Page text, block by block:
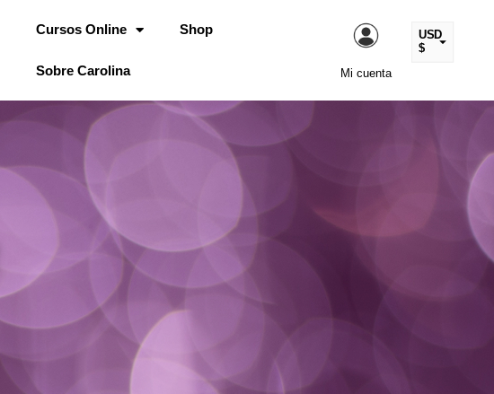
Cursos Online Shop
Sobre Carolina Mi cuenta
USD
$